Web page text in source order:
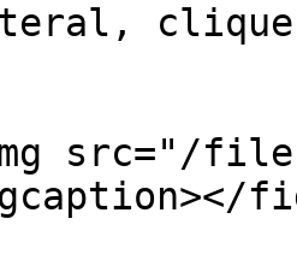
clique
src="/